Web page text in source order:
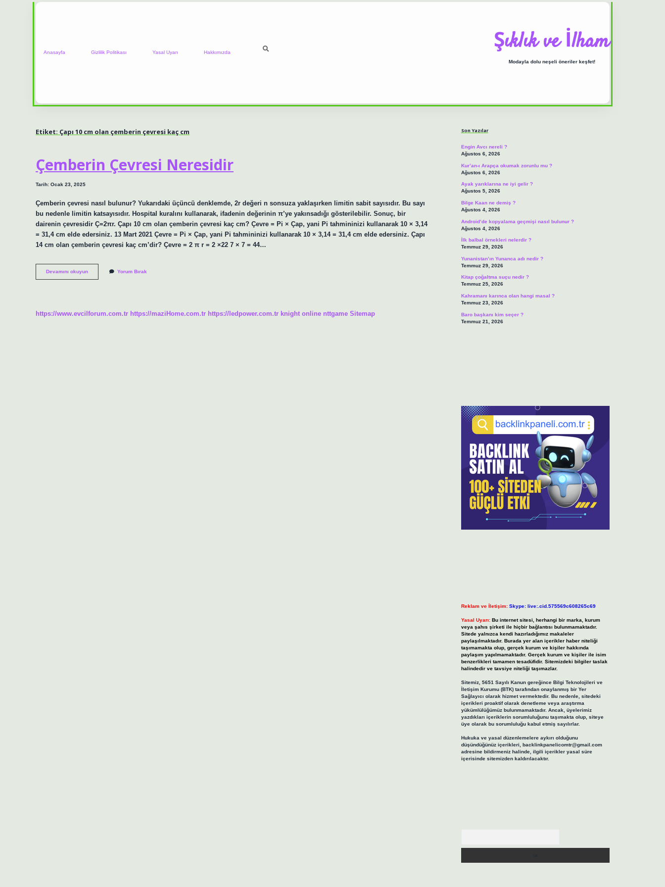
Anasayfa Gizlilik Politikası Yasal Uyarı Hakkımızda Şıklık ve İlham
Modayla dolu neşeli öneriler keşfet!
Etiket: Çapı 10 cm olan çemberin çevresi kaç cm
Çemberin Çevresi Neresidir
Tarih: Ocak 23, 2025
Çemberin çevresi nasıl bulunur? Yukarıdaki üçüncü denklemde, 2r değeri n sonsuza yaklaşırken limitin sabit sayısıdır. Bu sayı
bu nedenle limitin katsayısıdır. Hospital kuralını kullanarak, ifadenin değerinin π’ye yakınsadığı gösterilebilir. Sonuç, bir
dairenin çevresidir Ç=2πr. Çapı 10 cm olan çemberin çevresi kaç cm? Çevre = Pi × Çap, yani Pi tahmininizi kullanarak 10 × 3,14
= 31,4 cm elde edersiniz. 13 Mart 2021 Çevre = Pi × Çap, yani Pi tahmininizi kullanarak 10 × 3,14 = 31,4 cm elde edersiniz. Çapı
14 cm olan çemberin çevresi kaç cm’dir? Çevre = 2 π r = 2 ×22 7 × 7 = 44…
Devamını okuyunÇemberin
Çevresi
Yorum Bırak
https://www.evcilforum.com.tr https://maziHome.com.tr https://ledpower.com.tr knight online nttgame Sitemap
Son Yazılar
Engin Avcı nereli ?
Ağustos 6, 2026
Kur’an-ı Arapça okumak zorunlu mu ?
Ağustos 6, 2026
Ayak yarıklarına ne iyi gelir ?
Ağustos 5, 2026
Bilge Kaan ne demiş ?
Ağustos 4, 2026
Android’de kopyalama geçmişi nasıl bulunur ?
Ağustos 4, 2026
İlk balbal örnekleri nelerdir ?
Temmuz 29, 2026
Yunanistan’ın Yunanca adı nedir ?
Temmuz 29, 2026
Kitap çoğaltma suçu nedir ?
Temmuz 25, 2026
Kahramanı karınca olan hangi masal ?
Temmuz 23, 2026
Baro başkanı kim seçer ?
Temmuz 21, 2026
Reklam ve İletişim: Skype: live:.cid.575569c608265c69
Yasal Uyarı: Bu internet sitesi, herhangi bir marka, kurum
veya şahıs şirketi ile hiçbir bağlantısı bulunmamaktadır.
Sitede yalnızca kendi hazırladığımız makaleler
paylaşılmaktadır. Burada yer alan içerikler haber niteliği
taşımamakta olup, gerçek kurum ve kişiler hakkında
paylaşım yapılmamaktadır. Gerçek kurum ve kişiler ile isim
benzerlikleri tamamen tesadüfidir. Sitemizdeki bilgiler taslak
halindedir ve tavsiye niteliği taşımazlar.
Sitemiz, 5651 Sayılı Kanun gereğince Bilgi Teknolojileri ve
İletişim Kurumu (BTK) tarafından onaylanmış bir Yer
Sağlayıcı olarak hizmet vermektedir. Bu nedenle, sitedeki
içerikleri proaktif olarak denetleme veya araştırma
yükümlülüğümüz bulunmamaktadır. Ancak, üyelerimiz
yazdıkları içeriklerin sorumluluğunu taşımakta olup, siteye
üye olarak bu sorumluluğu kabul etmiş sayılırlar.
Hukuka ve yasal düzenlemelere aykırı olduğunu
düşündüğünüz içerikleri, backlinkpanelicomtr@gmail.com
adresine bildirmeniz halinde, ilgili içerikler yasal süre
içerisinde sitemizden kaldırılacaktır.
ilbet casino